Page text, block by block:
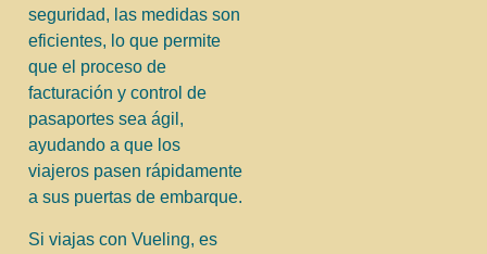
seguridad, las medidas son
eficientes, lo que permite
que el proceso de
facturación y control de
pasaportes sea ágil,
ayudando a que los
viajeros pasen rápidamente
a sus puertas de embarque.
Si viajas con Vueling, es